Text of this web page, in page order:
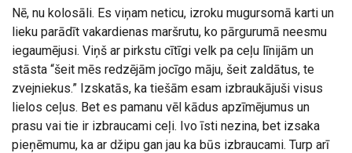
Nē, nu kolosāli. Es viņam neticu, izroku mugursomā karti un
lieku parādīt vakardienas maršrutu, ko pārgurumā neesmu
iegaumējusi. Viņš ar pirkstu cītīgi velk pa ceļu līnijām un
stāsta “šeit mēs redzējām jocīgo māju, šeit zaldātus, te
zvejniekus.” Izskatās, ka tiešām esam izbraukājuši visus
lielos ceļus. Bet es pamanu vēl kādus apzīmējumus un
prasu vai tie ir izbraucami ceļi. Ivo īsti nezina, bet izsaka
pieņēmumu, ka ar džipu gan jau ka būs izbraucami. Turp arī